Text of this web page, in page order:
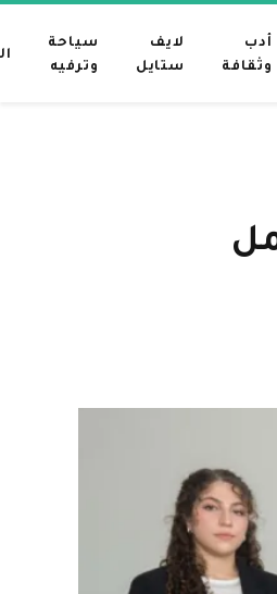
أدب
وثقافة
لايف
ستايل
سياحة
وترفيه